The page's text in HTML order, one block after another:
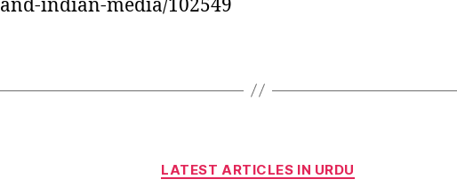
and-indian-media/102549
Categories
LATEST ARTICLES IN URDU